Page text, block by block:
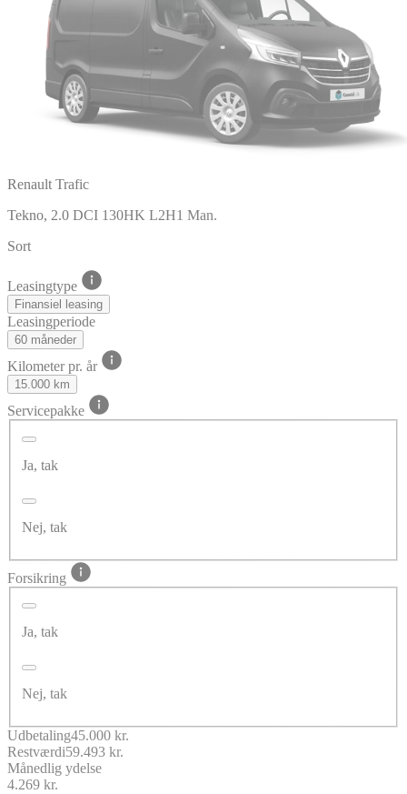
Renault Trafic
Tekno, 2.0 DCI 130HK L2H1 Man.
Sort
Leasingtype
Finansiel leasing
Leasingperiode
60 måneder
Kilometer pr. år
15.000 km
Servicepakke
Ja, tak
Nej, tak
Forsikring
Ja, tak
Nej, tak
Udbetaling45.000 kr.
Restværdi59.493 kr.
Månedlig ydelse
4.269 kr.